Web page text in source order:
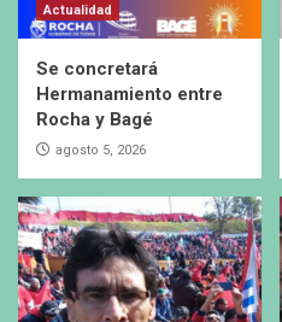
Actualidad
Se concretará
Hermanamiento entre
Rocha y Bagé
agosto 5, 2026